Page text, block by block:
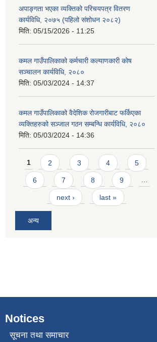
अपाङ्गता भएका व्यक्तिको परिचयपत्र वितरण
कार्यविधि, २०७५ (पहिलो संशोधन २०८२)
मिति: 05/15/2026 - 11:25
कमल गाउँपालिकाको कर्मचारी कल्याणकारी कोष
सञ्चालन कार्यविधि, २०८०
मिति: 05/03/2024 - 14:37
कमल गाउँपालिकाको वैदेशिक रोजगारीबाट फर्किएका
व्यक्तिहरुको सञ्जाल गठन सम्बन्धि कार्यविधि, २०८०
मिति: 05/03/2024 - 14:36
Pages
1 2 3 4 5
6 7 8 9 …
next › last »
अन्य
Notices
सूचना तथा समाचार